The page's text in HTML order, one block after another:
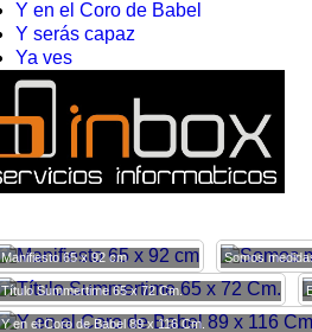
Y en el Coro de Babel
Y serás capaz
Ya ves
Manifiesto 65 x 92 cm Somos
Título Summertime 65 x 72 Cm.
Y en el Coro de Babel 89 x 116 Cm.